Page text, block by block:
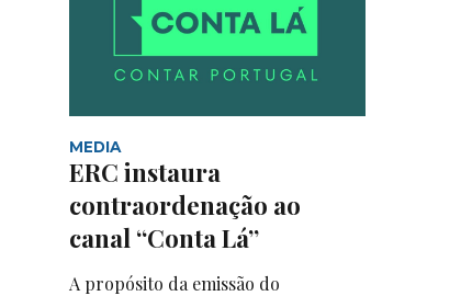
MEDIA
ERC instaura
contraordenação ao
canal “Conta Lá”
A propósito da emissão do